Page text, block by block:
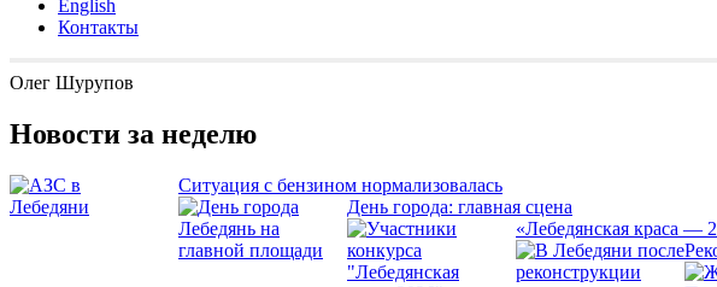
English
Контакты
Олег Шурупов
Новости за неделю
Ситуация с бензином нормализовалась
День города: главная сцена
«Лебедянская краса —